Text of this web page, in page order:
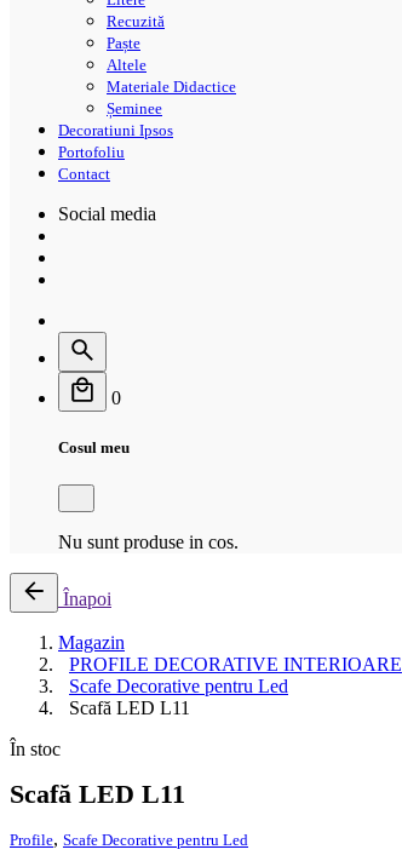
Recuzită
Paște
Altele
Materiale Didactice
Șeminee
Decoratiuni Ipsos
Portofoliu
Contact
Social media
0
Cosul meu
Nu sunt produse in cos.
Înapoi
Magazin
PROFILE DECORATIVE INTERIOARE
Scafe Decorative pentru Led
Scafă LED L11
În stoc
Scafă LED L11
Profile, Scafe Decorative pentru Led